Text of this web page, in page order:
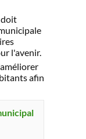
doit
l'avenir.
afin